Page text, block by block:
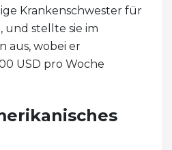
Krankenschwester für
und stellte sie im
aus, wobei er
USD pro Woche